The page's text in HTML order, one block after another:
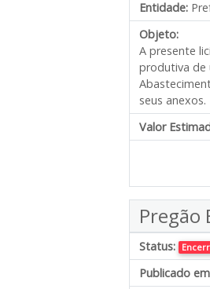
Entidade:
Objeto:
A presente
produtiva de
seus anexos.
Valor
Pregão
Status:
Publicado